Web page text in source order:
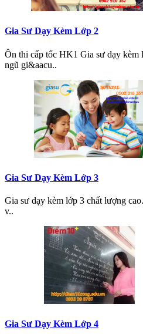
Gia Sư Dạy Kèm Lớp 2
Ôn thi cấp tốc HK1 Gia sư dạy kèm
ngũ gi&aacu..
Gia Sư Dạy Kèm Lớp 3
Gia sư dạy kèm lớp 3 chất lượng
v..
Gia Sư Dạy Kèm Lớp 4